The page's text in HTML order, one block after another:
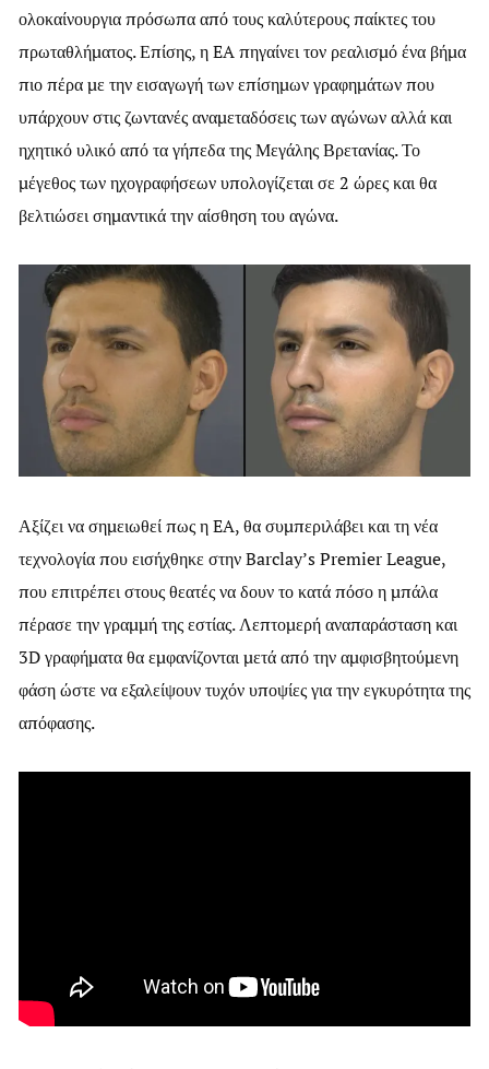
ολοκαίνουργια πρόσωπα από τους καλύτερους παίκτες του
πρωταθλήματος. Επίσης, η EA πηγαίνει τον ρεαλισμό ένα βήμα
πιο πέρα με την εισαγωγή των επίσημων γραφημάτων που
υπάρχουν στις ζωντανές αναμεταδόσεις των αγώνων αλλά και
ηχητικό υλικό από τα γήπεδα της Μεγάλης Βρετανίας. Το
μέγεθος των ηχογραφήσεων υπολογίζεται σε 2 ώρες και θα
βελτιώσει σημαντικά την αίσθηση του αγώνα.
Αξίζει να σημειωθεί πως η EA, θα συμπεριλάβει και τη νέα
τεχνολογία που εισήχθηκε στην Barclay’s Premier League,
που επιτρέπει στους θεατές να δουν το κατά πόσο η μπάλα
πέρασε την γραμμή της εστίας. Λεπτομερή αναπαράσταση και
3D γραφήματα θα εμφανίζονται μετά από την αμφισβητούμενη
φάση ώστε να εξαλείψουν τυχόν υποψίες για την εγκυρότητα της
απόφασης.